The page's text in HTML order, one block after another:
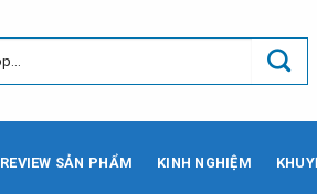
REVIEW SẢN PHẨM KINH NGHIỆM